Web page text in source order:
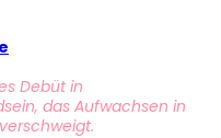
Debüt in
das Aufwachsen in